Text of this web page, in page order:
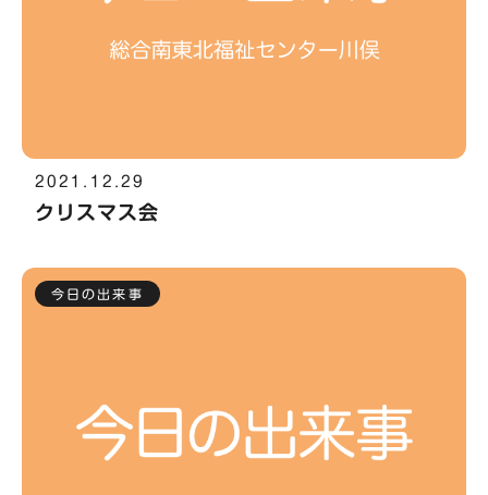
2021.12.29
クリスマス会
今日の出来事